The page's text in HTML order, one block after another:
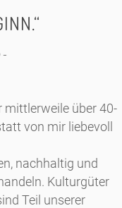
-
mittlerweile über 40-
von mir liebevoll
nachhaltig und
Kulturgüter
Teil unserer